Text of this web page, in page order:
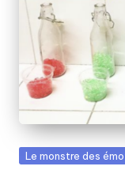
Posted
Le monstre des